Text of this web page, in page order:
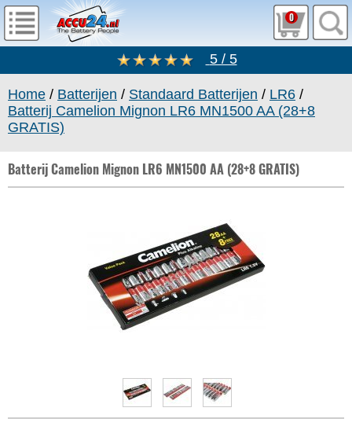
0
5 / 5
Home / Batterijen / Standaard Batterijen / LR6 /
Batterij Camelion Mignon LR6 MN1500 AA (28+8
GRATIS)
Batterij Camelion Mignon LR6 MN1500 AA (28+8 GRATIS)